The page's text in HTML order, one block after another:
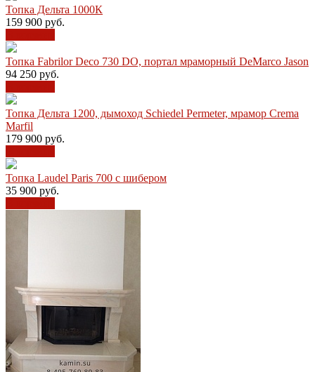
Топка Дельта 1000К
159 900 руб.
Топка Fabrilor Deco 730 DO, портал мраморный DeMarco Jason
94 250 руб.
Топка Дельта 1200, дымоход Schiedel Permeter, мрамор Crema
Marfil
179 900 руб.
Топка Laudel Paris 700 с шибером
35 900 руб.